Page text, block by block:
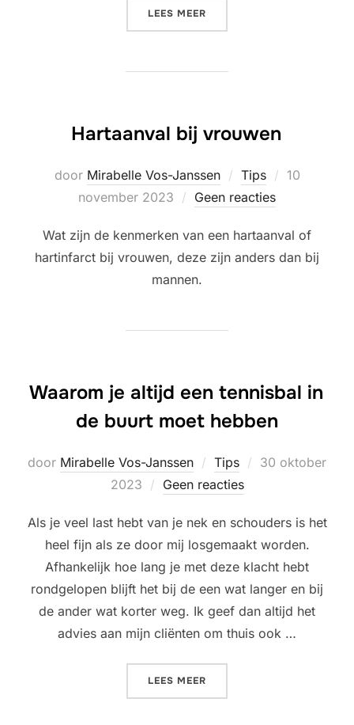
LEES MEER
Hartaanval bij vrouwen
door Mirabelle Vos-Janssen Tips
Geplaatst
10
november 2023
Geen reacties
Wat zijn de kenmerken van een hartaanval of
hartinfarct bij vrouwen, deze zijn anders dan bij
mannen.
Waarom je altijd een tennisbal in
de buurt moet hebben
door Mirabelle Vos-Janssen Tips
Geplaatst
30 oktober
2023
Geen reacties
Als je veel last hebt van je nek en schouders is het
heel fijn als ze door mij losgemaakt worden.
Afhankelijk hoe lang je met deze klacht hebt
rondgelopen blijft het bij de een wat langer en bij
de ander wat korter weg. Ik geef dan altijd het
advies aan mijn cliënten om thuis ook …
LEES MEER